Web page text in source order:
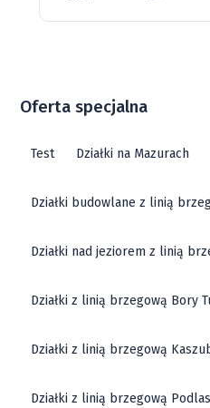
Oferta specjalna
Test Działki na Mazurach
Działki budowlane z linią
Działki nad jeziorem z linią
Działki z linią brzegową Bory
Działki z linią brzegową
Działki z linią brzegową